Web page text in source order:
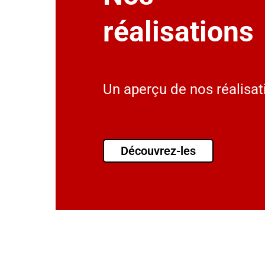
réalisations
Un aperçu de nos
Découvrez-les